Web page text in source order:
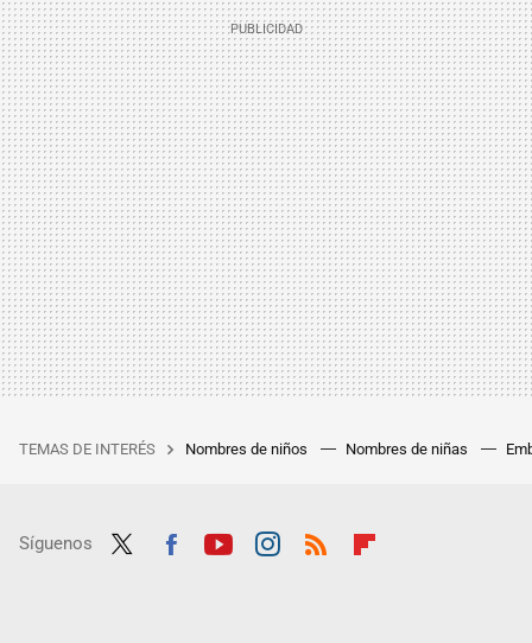
TEMAS DE INTERÉS Nombres de niños Nombres de niñas
Síguenos